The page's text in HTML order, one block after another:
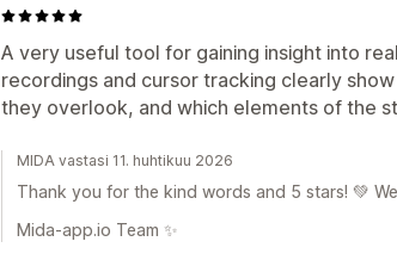
A very useful tool for gaining insight into
recordings and cursor tracking clearly
they overlook, and which elements of the
MIDA vastasi 11. huhtikuu 2026
Thank you for the kind words and 5 stars! 💚
Mida-app.io Team ✨